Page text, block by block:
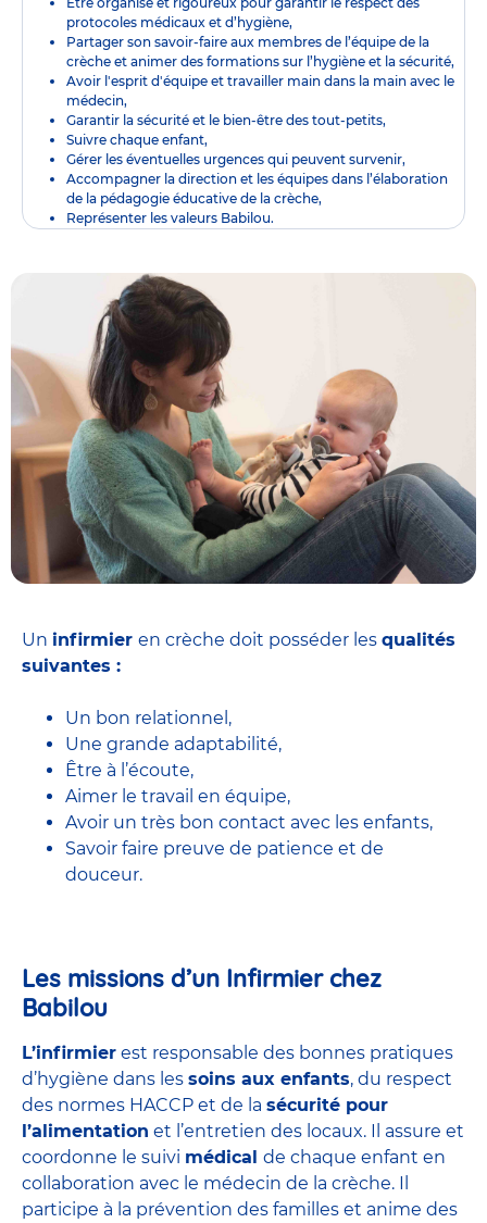
protocoles médicaux et d’hygiène,
Partager son savoir-faire aux membres de l’équipe de la
crèche et animer des formations sur l’hygiène et la sécurité,
Avoir l'esprit d'équipe et travailler main dans la main avec le
médecin,
Garantir la sécurité et le bien-être des tout-petits,
Suivre chaque enfant,
Gérer les éventuelles urgences qui peuvent survenir,
Accompagner la direction et les équipes dans l’élaboration
de la pédagogie éducative de la crèche,
Représenter les valeurs Babilou.
Un infirmier en crèche doit posséder les qualités
suivantes :
Un bon relationnel,
Une grande adaptabilité,
Être à l’écoute,
Aimer le travail en équipe,
Avoir un très bon contact avec les enfants,
Savoir faire preuve de patience et de
douceur.
Les missions d’un Infirmier chez
Babilou
L’infirmier est responsable des bonnes pratiques
d’hygiène dans les soins aux enfants, du respect
des normes HACCP et de la sécurité pour
l’alimentation et l’entretien des locaux. Il assure et
coordonne le suivi médical de chaque enfant en
collaboration avec le médecin de la crèche. Il
participe à la prévention des familles et anime des